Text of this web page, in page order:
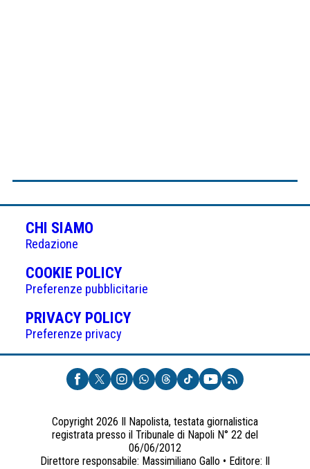
CHI SIAMO
Redazione
COOKIE POLICY(APRE
IN
UNA
NUOVA
Preferenze pubblicitarie
PRIVACY POLICY(APRE
UNA
NUOVA
SCHEDA)
Preferenze privacy
Copyright 2026 Il Napolista, testata giornalistica
registrata presso il Tribunale di Napoli N° 22 del
06/06/2012
Direttore responsabile: Massimiliano Gallo • Editore: Il